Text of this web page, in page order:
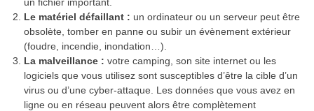
Le matériel défaillant : un ordinateur ou un serveur peut être
obsolète, tomber en panne ou subir un évènement extérieur
(foudre, incendie, inondation…).
La malveillance : votre camping, son site internet ou les
logiciels que vous utilisez sont susceptibles d’être la cible d’un
virus ou d’une cyber-attaque. Les données que vous avez en
ligne ou en réseau peuvent alors être complètement